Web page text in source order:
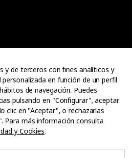
y de terceros con fines analíticos y
en función de un perfil
de navegación. Puedes
pulsando en "Configurar", aceptar
clic en "Aceptar", o rechazarlas
Para más información consulta
y Cookies.